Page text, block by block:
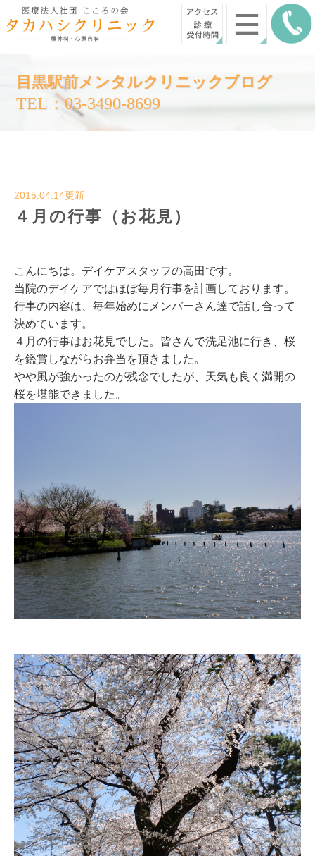
目黒駅前メンタルクリニックブログ
TEL：03-3490-8699
2015.04.14更新
４月の行事（お花見）
こんにちは。デイケアスタッフの高田です。
当院のデイケアではほぼ毎月行事を計画しております。
行事の内容は、毎年始めにメンバーさん達で話し合って
決めています。
４月の行事はお花見でした。皆さんで洗足池に行き、桜
を鑑賞しながらお弁当を頂きました。
やや風が強かったのが残念でしたが、天気も良く満開の
桜を堪能できました。